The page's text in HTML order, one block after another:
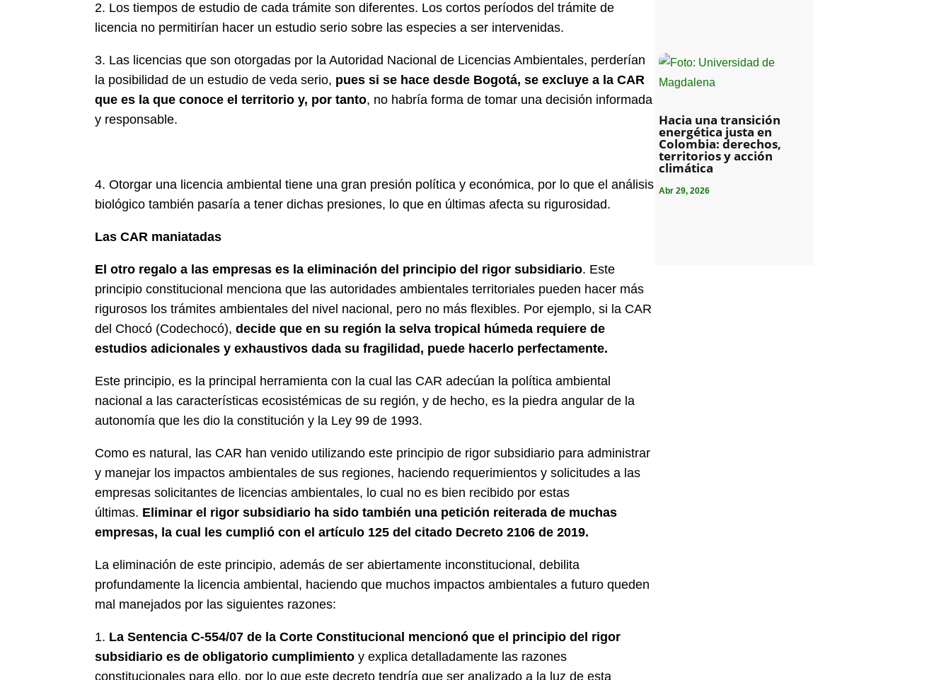
2. Los tiempos de estudio de cada trámite son diferentes. Los cortos períodos del trámite de
licencia no permitirían hacer un estudio serio sobre las especies a ser intervenidas.
3. Las licencias que son otorgadas por la Autoridad Nacional de Licencias Ambientales, perderían
la posibilidad de un estudio de veda serio, pues si se hace desde Bogotá, se excluye a la CAR
que es la que conoce el territorio y, por tanto, no habría forma de tomar una decisión informada
y responsable.
4. Otorgar una licencia ambiental tiene una gran presión política y económica, por lo que el análisis
biológico también pasaría a tener dichas presiones, lo que en últimas afecta su rigurosidad.
Las CAR maniatadas
El otro regalo a las empresas es la eliminación del principio del rigor subsidiario. Este
principio constitucional menciona que las autoridades ambientales territoriales pueden hacer más
rigurosos los trámites ambientales del nivel nacional, pero no más flexibles. Por ejemplo, si la CAR
del Chocó (Codechocó),decide que en su región la selva tropical húmeda requiere de
estudios adicionales y exhaustivos dada su fragilidad, puede hacerlo perfectamente.
Este principio, es la principal herramienta con la cual las CAR adecúan la política ambiental
nacional a las características ecosistémicas de su región, y de hecho, es la piedra angular de la
autonomía que les dio la constitución y la Ley 99 de 1993.
Como es natural, las CAR han venido utilizando este principio de rigor subsidiario para administrar
y manejar los impactos ambientales de sus regiones, haciendo requerimientos y solicitudes a las
empresas solicitantes de licencias ambientales, lo cual no es bien recibido por estas
últimas. Eliminar el rigor subsidiario ha sido también una petición reiterada de muchas
empresas, la cual les cumplió con el artículo 125 del citado Decreto 2106 de 2019.
La eliminación de este principio, además de ser abiertamente inconstitucional, debilita
profundamente la licencia ambiental, haciendo que muchos impactos ambientales a futuro queden
mal manejados por las siguientes razones:
1. La Sentencia C-554/07 de la Corte Constitucional mencionó que el principio del rigor
subsidiario es de obligatorio cumplimiento y explica detalladamente las razones
constitucionales para ello, por lo que este decreto tendría que ser analizado a la luz de esta
Hacia una transición
energética justa en
Colombia: derechos,
territorios y acción
climática
Abr 29, 2026